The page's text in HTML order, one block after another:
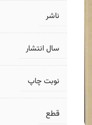
ناشر
سال انتشار
نوبت چاپ
قطع